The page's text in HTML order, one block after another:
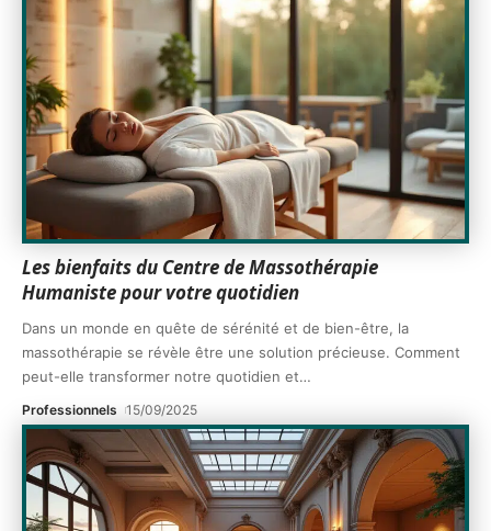
Les bienfaits du Centre de Massothérapie
Humaniste pour votre quotidien
Dans un monde en quête de sérénité et de bien-être, la
massothérapie se révèle être une solution précieuse. Comment
peut-elle transformer notre quotidien et…
Professionnels 15/09/2025